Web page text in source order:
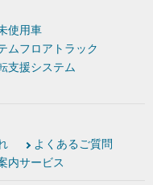
使用車
ムフロアトラック
支援システム
よくあるご質問
内サービス